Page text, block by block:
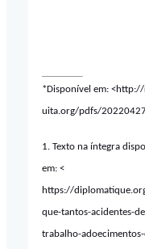
*Disponível em:
uita.org/pdfs/
1. Texto na íntegra
em: <
https://
que-tantos-acidentes-
trabalho-adoecimentos-